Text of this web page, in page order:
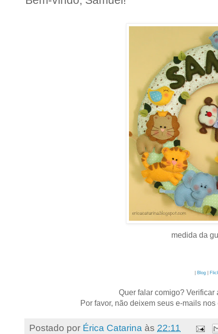
medida da
Blog
Quer falar comigo?
Por favor, não deixem seus e-mails
Postado por Érica Catarina às 22:11